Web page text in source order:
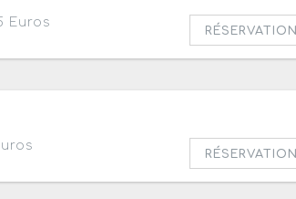
Euros
RÉSERVATION
RÉSERVATION